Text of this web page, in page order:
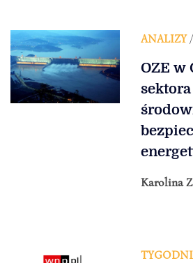
ANALIZY/
OZE w
Karolina